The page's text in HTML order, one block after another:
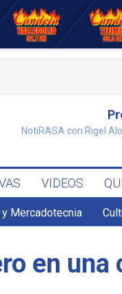
NotiRASA con Rigel
VIDEOS
Mercadotecnia
en una